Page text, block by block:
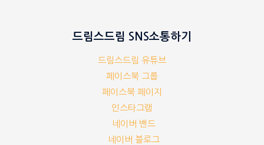
드림스드림 SNS소통하기
드림스드림 유튜브
페이스북 그룹
페이스북 페이지
인스타그램
네이버 밴드
네이버 블로그